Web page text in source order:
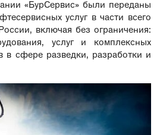
«БурСервис» были переданы
услуг в части всего
включая без ограничения:
услуг и комплексных
в сфере разведки, разработки и